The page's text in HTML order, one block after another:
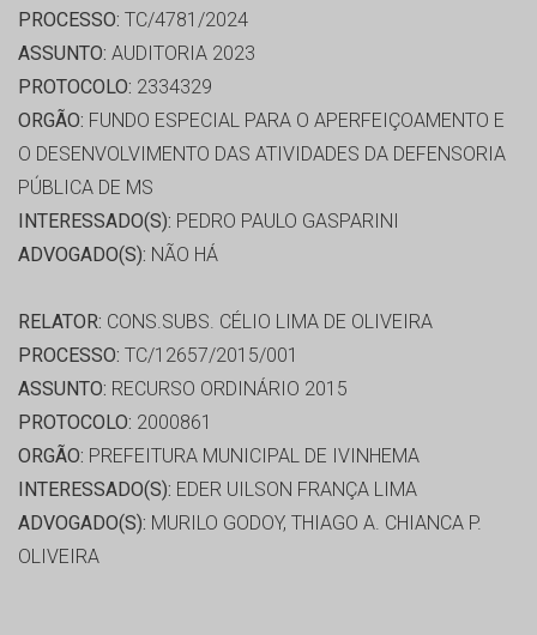
PROCESSO: TC/4781/2024
ASSUNTO: AUDITORIA 2023
PROTOCOLO: 2334329
ORGÃO: FUNDO ESPECIAL PARA O APERFEIÇOAMENTO E
O DESENVOLVIMENTO DAS ATIVIDADES DA DEFENSORIA
PÚBLICA DE MS
INTERESSADO(S): PEDRO PAULO GASPARINI
ADVOGADO(S): NÃO HÁ
RELATOR: CONS.SUBS. CÉLIO LIMA DE OLIVEIRA
PROCESSO: TC/12657/2015/001
ASSUNTO: RECURSO ORDINÁRIO 2015
PROTOCOLO: 2000861
ORGÃO: PREFEITURA MUNICIPAL DE IVINHEMA
INTERESSADO(S): EDER UILSON FRANÇA LIMA
ADVOGADO(S): MURILO GODOY, THIAGO A. CHIANCA P.
OLIVEIRA